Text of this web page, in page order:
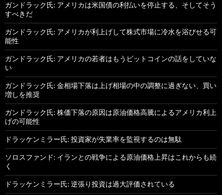
ガンドラック氏: アメリカは米国債の利払いを停止する、そしてそう
すべきだ
ガンドラック氏: アメリカが利上げして株式市場に冷水を浴びせる可
能性
ガンドラック氏: アメリカの若者はもうビットコインの話をしていな
い
ガンドラック氏: 金相場下落は上げ相場の中の調整に過ぎない、買い
増しを推奨
ガンドラック氏: 株価下落の原因は原油価格高騰によるアメリカ利上
げの可能性
ドラッケンミラー氏: 投資家が失業率を監視するのは無駄
ソロスファンド: イランとの戦争による原油価格上昇はこれからも続
く
ドラッケンミラー氏: 逆張り投資は過大評価されている